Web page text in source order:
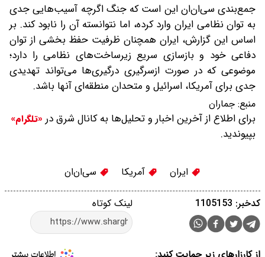
جمع‌بندی سی‌ان‌ان این است که جنگ اگرچه آسیب‌هایی جدی
به توان نظامی ایران وارد کرده، اما نتوانسته آن را نابود کند. بر
اساس این گزارش، ایران همچنان ظرفیت حفظ بخشی از توان
دفاعی خود و بازسازی سریع زیرساخت‌های نظامی را دارد؛
موضوعی که در صورت ازسرگیری درگیری‌ها می‌تواند تهدیدی
جدی برای آمریکا، اسرائیل و متحدان منطقه‌ای آنها باشد.
منبع: جماران
برای اطلاع از آخرین اخبار و تحلیل‌ها به کانال شرق در «تلگرام»
بپیوندید.
ایران آمریکا سی‌ان‌ان
لینک کوتاه کدخبر: 1105153